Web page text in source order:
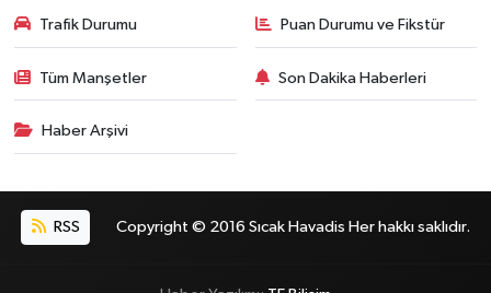
Trafik Durumu Puan Durumu ve Fikstür
Tüm Manşetler Son Dakika Haberleri
Haber Arşivi
RSS Copyright © 2016 Sıcak Havadis Her hakkı saklıdır.